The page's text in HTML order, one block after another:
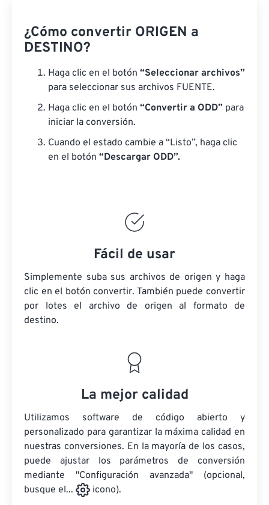
¿Cómo convertir ORIGEN a
DESTINO?
Haga clic en el botón “Seleccionar archivos”
para seleccionar sus archivos FUENTE.
Haga clic en el botón “Convertir a ODD” para
iniciar la conversión.
Cuando el estado cambie a “Listo”, haga clic
en el botón “Descargar ODD”.
Fácil de usar
Simplemente suba sus archivos de origen y haga
clic en el botón convertir. También puede convertir
por lotes el archivo de origen al formato de
destino.
La mejor calidad
Utilizamos software de código abierto y
personalizado para garantizar la máxima calidad en
nuestras conversiones. En la mayoría de los casos,
puede ajustar los parámetros de conversión
mediante "Configuración avanzada" (opcional,
busque el...
icono).